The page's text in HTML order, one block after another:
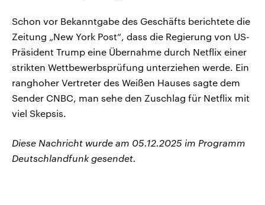
Schon vor Bekanntgabe des Geschäfts berichtete die
Zeitung „New York Post“, dass die Regierung von US-
Präsident Trump eine Übernahme durch Netflix einer
strikten Wettbewerbsprüfung unterziehen werde. Ein
ranghoher Vertreter des Weißen Hauses sagte dem
Sender CNBC, man sehe den Zuschlag für Netflix mit
viel Skepsis.
Diese Nachricht wurde am 05.12.2025 im Programm
Deutschlandfunk gesendet.